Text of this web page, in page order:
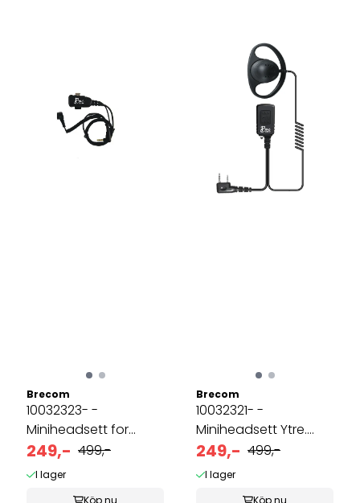
Brecom
10032323- -
Miniheadsett for
Peltor hørselsvern. ...
249,- 499,-
I lager
Köp nu
Brecom
10032321- -
Miniheadsett Ytre.
Icom m.fler
249,- 499,-
I lager
Köp nu